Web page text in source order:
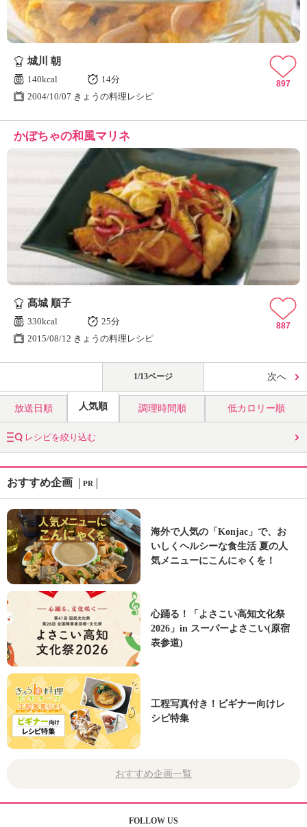
城川 朝
140kcal
14分
2004/10/07 きょうの料理レシピ
897
かぼちゃの和風マリネ
髙城 順子
330kcal
25分
2015/08/12 きょうの料理レシピ
887
1/13ページ 次へ
放送日順 人気順 調理時間順 低カロリー順
レシピを絞り込む
おすすめ企画 PR
海外で人気の「Konjac」で、お
いしくヘルシーな食生活 夏の人
気メニューにこんにゃくを！
心踊る！「よさこい高知文化祭
2026」in スーパーよさこい(原宿
表参道)
工程写真付き！ビギナー向けレ
シピ特集
おすすめ企画一覧
FOLLOW US